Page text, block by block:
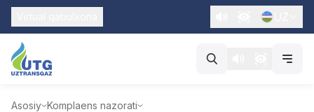
Asosiy Komplaens nazorati